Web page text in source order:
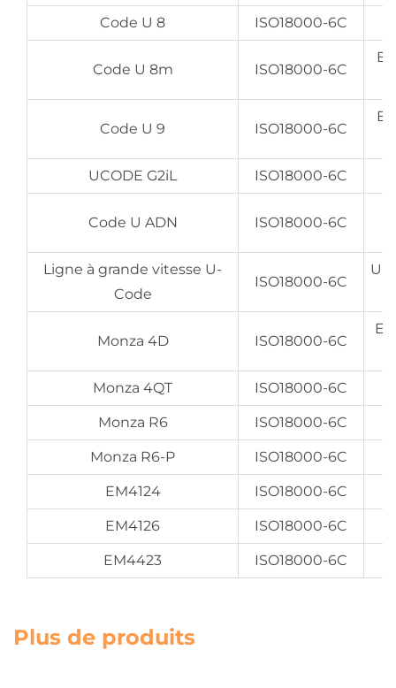
Code U 8 ISO18000-6C
Code U 8m ISO18000-6C
Code U 9 ISO18000-6C
UCODE G2iL ISO18000-6C
Code U ADN ISO18000-6C
Ligne à grande vitesse U-
Code
ISO18000-6C
Monza 4D ISO18000-6C
Monza 4QT ISO18000-6C
Monza R6 ISO18000-6C
Monza R6-P ISO18000-6C
EM4124 ISO18000-6C
EM4126 ISO18000-6C
EM4423 ISO18000-6C
Plus de produits